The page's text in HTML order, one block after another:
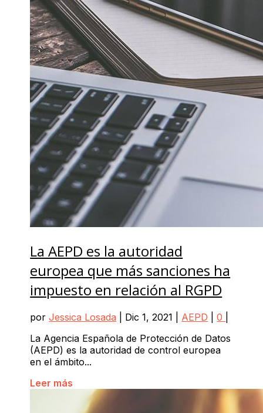
La AEPD es la autoridad
europea que más sanciones ha
impuesto en relación al RGPD
porJessica Losada Dic 1, 2021 AEPD |0
La Agencia Española de Protección de Datos
(AEPD) es la autoridad de control europea
en el ámbito...
Leer más